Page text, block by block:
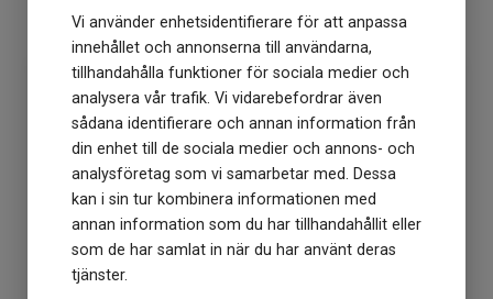
Vi använder enhetsidentifierare för att anpassa
innehållet och annonserna till användarna,
tillhandahålla funktioner för sociala medier och
analysera vår trafik. Vi vidarebefordrar även
sådana identifierare och annan information från
din enhet till de sociala medier och annons- och
analysföretag som vi samarbetar med. Dessa
kan i sin tur kombinera informationen med
annan information som du har tillhandahållit eller
som de har samlat in när du har använt deras
tjänster.
KÖP KÖP